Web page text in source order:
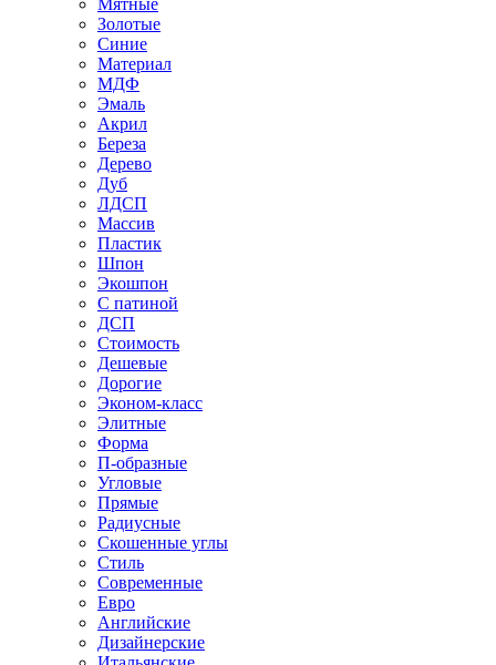
Мятные
Золотые
Синие
Материал
МДФ
Эмаль
Акрил
Береза
Дерево
Дуб
ЛДСП
Массив
Пластик
Шпон
Экошпон
С патиной
ДСП
Стоимость
Дешевые
Дорогие
Эконом-класс
Элитные
Форма
П-образные
Угловые
Прямые
Радиусные
Скошенные углы
Стиль
Современные
Евро
Английские
Дизайнерские